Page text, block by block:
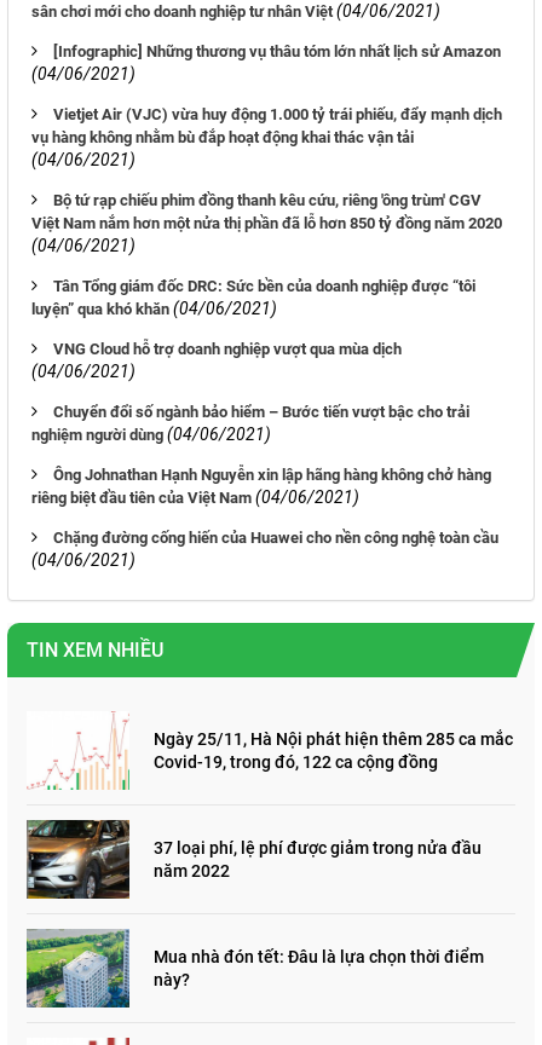
sân chơi mới cho doanh nghiệp tư nhân Việt (04/06/2021)
[Infographic] Những thương vụ thâu tóm lớn nhất lịch sử Amazon
(04/06/2021)
Vietjet Air (VJC) vừa huy động 1.000 tỷ trái phiếu, đẩy mạnh dịch
vụ hàng không nhằm bù đắp hoạt động khai thác vận tải
(04/06/2021)
Bộ tứ rạp chiếu phim đồng thanh kêu cứu, riêng 'ông trùm' CGV
Việt Nam nắm hơn một nửa thị phần đã lỗ hơn 850 tỷ đồng năm 2020
(04/06/2021)
Tân Tổng giám đốc DRC: Sức bền của doanh nghiệp được “tôi
luyện” qua khó khăn (04/06/2021)
VNG Cloud hỗ trợ doanh nghiệp vượt qua mùa dịch
(04/06/2021)
Chuyển đổi số ngành bảo hiểm – Bước tiến vượt bậc cho trải
nghiệm người dùng (04/06/2021)
Ông Johnathan Hạnh Nguyễn xin lập hãng hàng không chở hàng
riêng biệt đầu tiên của Việt Nam (04/06/2021)
Chặng đường cống hiến của Huawei cho nền công nghệ toàn cầu
(04/06/2021)
TIN XEM NHIỀU
Ngày 25/11, Hà Nội phát hiện thêm 285 ca mắc
Covid-19, trong đó, 122 ca cộng đồng
37 loại phí, lệ phí được giảm trong nửa đầu
năm 2022
Mua nhà đón tết: Đâu là lựa chọn thời điểm
này?